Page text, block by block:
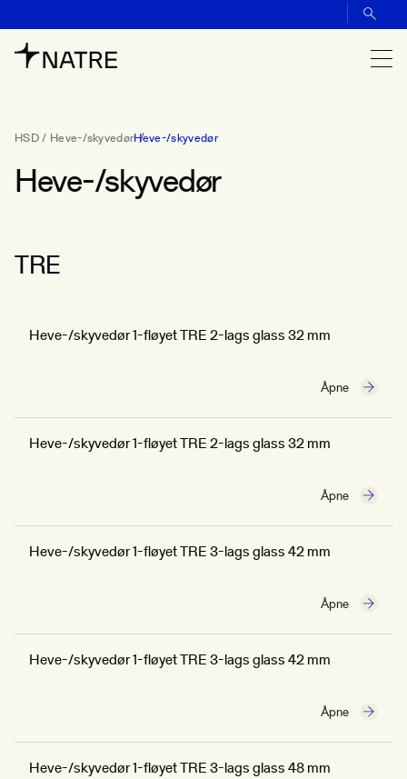
HSD / Heve-/skyvedørHeve-/skyvedør
Heve-/skyvedør
TRE
Heve-/skyvedør 1-fløyet TRE 2-lags glass 32 mm
Åpne
Heve-/skyvedør 1-fløyet TRE 2-lags glass 32 mm
Åpne
Heve-/skyvedør 1-fløyet TRE 3-lags glass 42 mm
Åpne
Heve-/skyvedør 1-fløyet TRE 3-lags glass 42 mm
Åpne
Heve-/skyvedør 1-fløyet TRE 3-lags glass 48 mm